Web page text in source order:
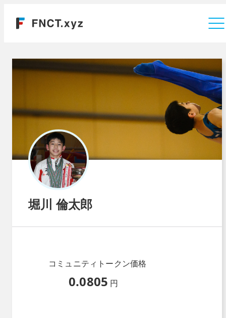
堀川 倫太郎
コミュニティトークン価格
0.0805 円